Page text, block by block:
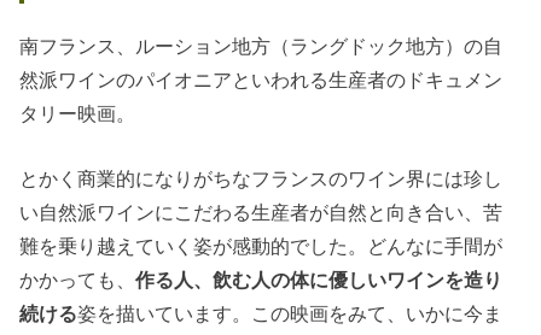
南フランス、ルーション地方（ラングドック地方）の自
然派ワインのパイオニアといわれる生産者のドキュメン
タリー映画。
とかく商業的になりがちなフランスのワイン界には珍し
い自然派ワインにこだわる生産者が自然と向き合い、苦
難を乗り越えていく姿が感動的でした。どんなに手間が
かかっても、作る人、飲む人の体に優しいワインを造り
続ける姿を描いています。この映画をみて、いかに今ま